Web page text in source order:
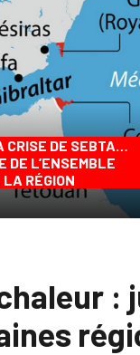
CRISE DE SEBTA…
DE L’ENSEMBLE
RÉGION
: